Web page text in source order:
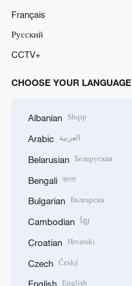
Français
Русский
CCTV+
CHOOSE YOUR LANGUAGE
Albanian Shqip
Arabic العربية
Belarusian Беларуская
Bengali বাংলা
Bulgarian Български
Cambodian ខ្មែរ
Croatian Hrvatski
Czech Český
English English